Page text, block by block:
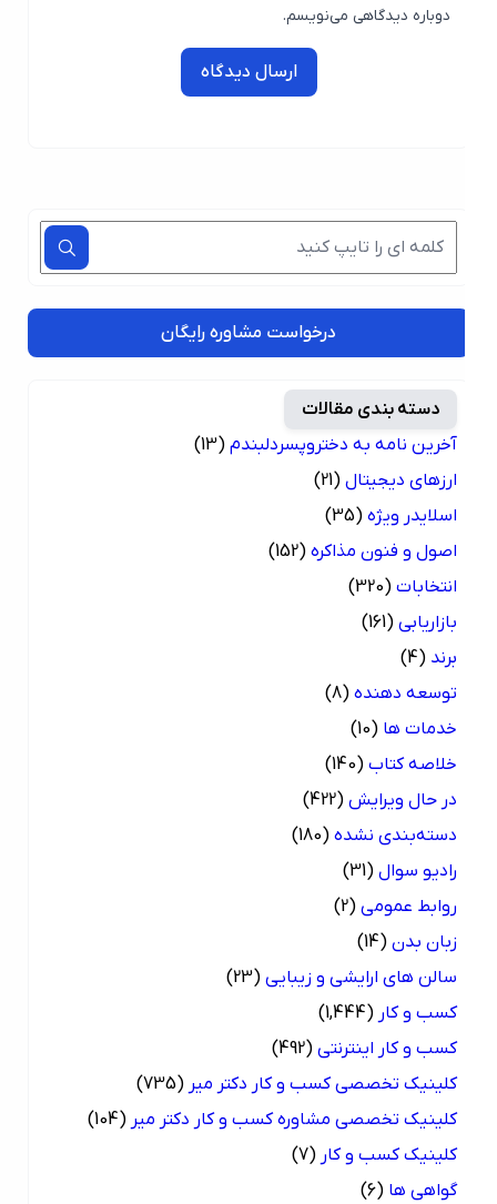
دوباره دیدگاهی می‌نویسم.
ارسال دیدگاه
درخواست مشاوره رایگان
دسته بندی مقالات
آخرین نامه به دختروپسردلبندم (13)
ارزهای دیجیتال (21)
اسلایدر ویژه (35)
اصول و فنون مذاکره (152)
انتخابات (320)
بازاریابی (161)
(4)
توسعه دهنده (8)
خدمات ها (10)
خلاصه کتاب (140)
در حال ویرایش (422)
دسته‌بندی نشده (180)
رادیو سوال (31)
روابط عمومی (2)
زبان بدن (14)
سالن های ارایشی و زیبایی (23)
کسب و کار (1,444)
کسب و کار اینترنتی (492)
کلینیک تخصصی کسب و کار دکتر میر (735)
کلینیک تخصصی مشاوره کسب و کار دکتر میر (104)
کلینیک کسب و کار (7)
گواهی ها (6)